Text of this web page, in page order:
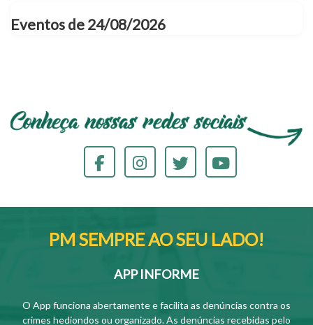
Eventos de 24/08/2026
PM SEMPRE AO SEU LADO!
APP INFORME
O App funciona abertamente e facilita as denúncias contra os
crimes hediondos ou organizado. As denúncias recebidas pelo